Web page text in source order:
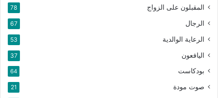
المقبلون على الزواج 78
الرجال 67
الرعاية الوالدية 53
اليافعون 37
بودكاست 64
صوت مودة 21